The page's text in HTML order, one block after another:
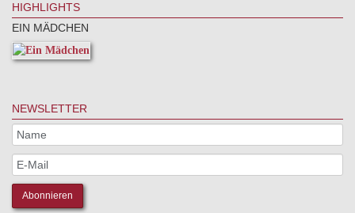
HIGHLIGHTS
EIN MÄDCHEN
NEWSLETTER